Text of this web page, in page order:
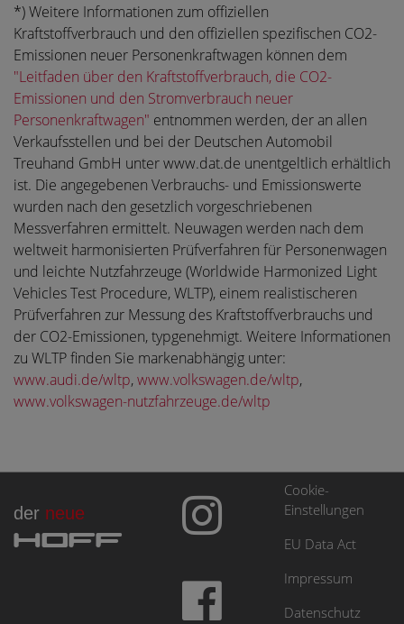
*) Weitere Informationen zum offiziellen
Kraftstoffverbrauch und den offiziellen spezifischen CO2-
Emissionen neuer Personenkraftwagen können dem
"Leitfaden über den Kraftstoffverbrauch, die CO2-
Emissionen und den Stromverbrauch neuer
Personenkraftwagen" entnommen werden, der an allen
Verkaufsstellen und bei der Deutschen Automobil
Treuhand GmbH unter www.dat.de unentgeltlich erhältlich
ist. Die angegebenen Verbrauchs- und Emissionswerte
wurden nach den gesetzlich vorgeschriebenen
Messverfahren ermittelt. Neuwagen werden nach dem
weltweit harmonisierten Prüfverfahren für Personenwagen
und leichte Nutzfahrzeuge (Worldwide Harmonized Light
Vehicles Test Procedure, WLTP), einem realistischeren
Prüfverfahren zur Messung des Kraftstoffverbrauchs und
der CO2-Emissionen, typgenehmigt. Weitere Informationen
zu WLTP finden Sie markenabhängig unter:
www.audi.de/wltp,www.volkswagen.de/wltp,
www.volkswagen-nutzfahrzeuge.de/wltp
der neue
HOFF
Cookie-
Einstellungen
EU Data Act
Impressum
Datenschutz